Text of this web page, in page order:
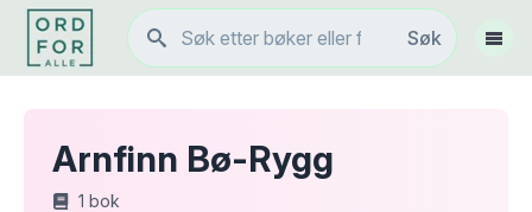
Søk
Søk
Vis
Arnfinn Bø-Rygg
1 bok